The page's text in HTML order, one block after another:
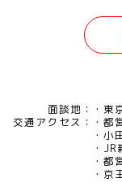
面談地：
東
交通アクセス：
都
小
JR
都
京